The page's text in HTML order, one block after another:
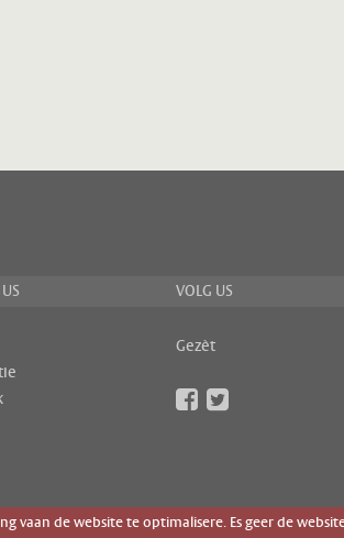
VOLG US
Gezèt
vaan de website te optimalisere. Es geer de